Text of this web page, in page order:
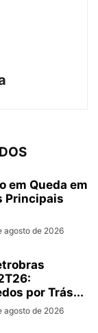
em Queda em
Principais
agosto de 2026
por Trás...
agosto de 2026